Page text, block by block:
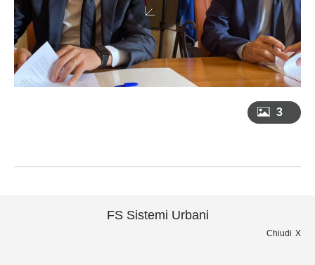
3
FS Sistemi Urbani
Chiudi